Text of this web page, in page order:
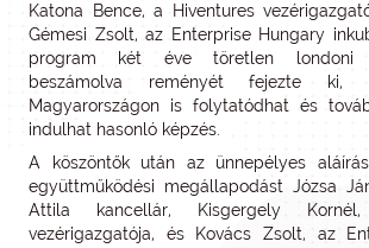
Katona Bence, a Hiventures
Gémesi Zsolt, az Enterprise Hungary
program két éve töretlen londoni
beszámolva reményét fejezte
Magyarországon is folytatódhat és
indulhat hasonló képzés.
A köszöntők után az ünnepélyes
együttműködési megállapodást Józsa
Attila kancellár, Kisgergely
vezérigazgatója, és Kovács Zsolt, az